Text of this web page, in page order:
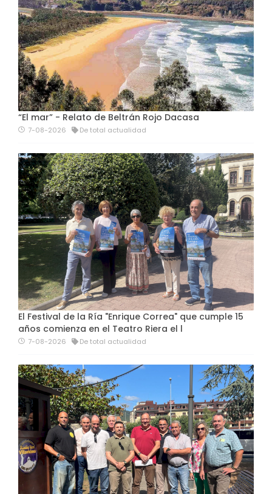
“El mar” - Relato de Beltrán Rojo Dacasa
7-08-2026 De total actualidad
El Festival de la Ría "Enrique Correa" que cumple 15
años comienza en el Teatro Riera el l
7-08-2026 De total actualidad